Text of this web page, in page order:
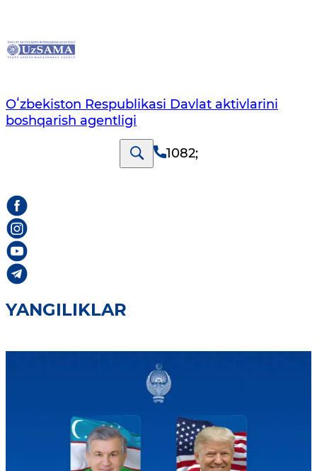
Oʻzbekiston Respublikasi Davlat aktivlarini
boshqarish agentligi
1082;
YANGILIKLAR